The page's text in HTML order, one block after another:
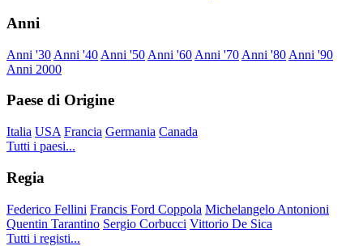
Anni
Anni '30 Anni '40 Anni '50 Anni '60 Anni '70 Anni '80 Anni '90
Anni 2000
Paese di Origine
Italia USA Francia Germania Canada
Tutti i paesi...
Regia
Federico Fellini Francis Ford Coppola Michelangelo Antonioni
Quentin Tarantino Sergio Corbucci Vittorio De Sica
Tutti i registi...